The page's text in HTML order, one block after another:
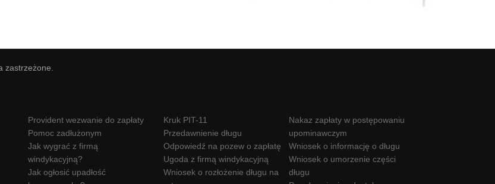
zastrzeżone.
Provident wezwanie do zapłaty
Pomoc zadłużonym
Jak wygrać z firmą
windykacyjną?
Jak ogłosić upadłość
Kruk PIT-11
Przedawnienie długu
Odpowiedź na pozew o zapłatę
Ugoda z firmą windykacyjną
Wniosek o rozłożenie długu na
Nakaz zapłaty w postępowaniu
upominawczym
Wniosek o informację o długu
Wniosek o umorzenie części
długu